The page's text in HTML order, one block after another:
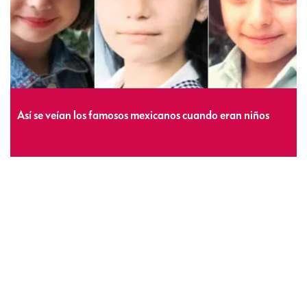
Así se veían los famosos mexicanos cuando eran niños